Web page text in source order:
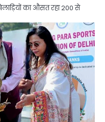
का औसत रहा 200 से